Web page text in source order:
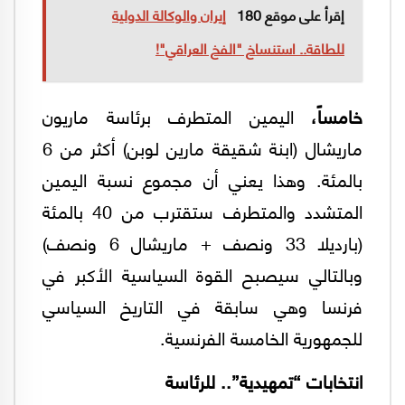
إقرأ على موقع 180
إيران والوكالة الدولية
للطاقة.. استنساخ "الفخ العراقي"!
خامساً، اليمين المتطرف برئاسة ماريون
ماريشال (ابنة شقيقة مارين لوبن) أكثر من 6
بالمئة. وهذا يعني أن مجموع نسبة اليمين
المتشدد والمتطرف ستقترب من 40 بالمئة
(بارديلا 33 ونصف + ماريشال 6 ونصف)
وبالتالي سيصبح القوة السياسية الأكبر في
فرنسا وهي سابقة في التاريخ السياسي
للجمهورية الخامسة الفرنسية.
انتخابات “تمهيدية”.. للرئاسة